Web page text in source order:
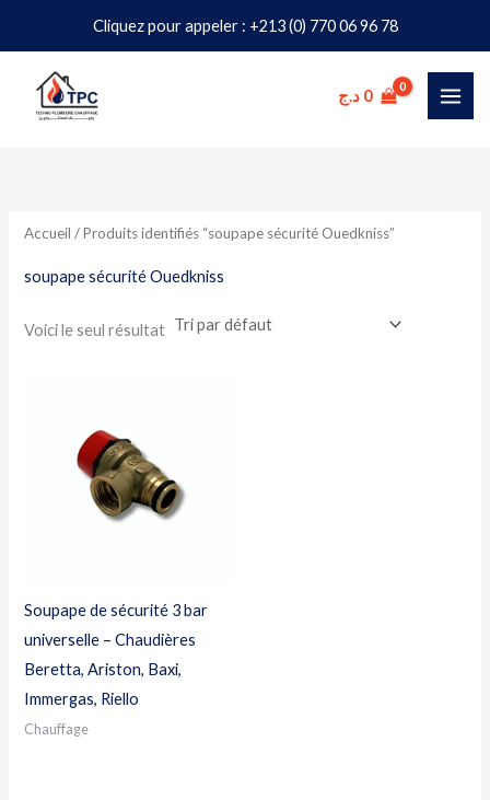
Cliquez pour appeler : +213 (0) 770 06 96 78
contenu
0 د.ج
Accueil / Produits identifiés “soupape sécurité Ouedkniss”
soupape sécurité Ouedkniss
Voici le seul résultat
Soupape de sécurité 3 bar
universelle – Chaudières
Beretta, Ariston, Baxi,
Immergas, Riello
Chauffage